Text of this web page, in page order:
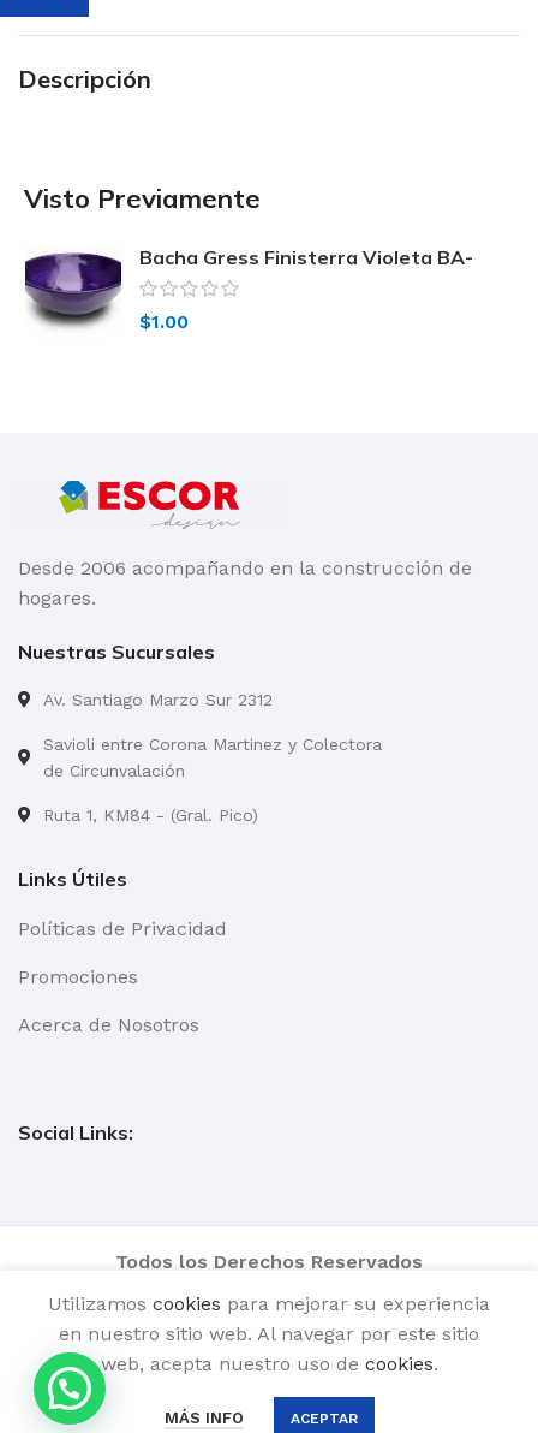
Descripción
Visto Previamente
Bacha Gress Finisterra Violeta BA-
FINIST/VTA-MED
$1.00
Desde 2006 acompañando en la construcción de
hogares.
Nuestras Sucursales
Av. Santiago Marzo Sur 2312
Savioli entre Corona Martinez y Colectora
de Circunvalación
Ruta 1, KM84 - (Gral. Pico)
Links Útiles
Políticas de Privacidad
Promociones
Acerca de Nosotros
Social Links:
Todos los Derechos Reservados
Utilizamos cookies para mejorar su experiencia
en nuestro sitio web. Al navegar por este sitio
web, acepta nuestro uso de cookies.
MÁS INFO ACEPTAR
Bacha
Gress
Finisterra
Violeta BA-
$1.00